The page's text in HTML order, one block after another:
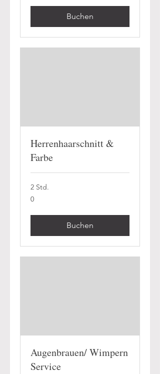
Buchen
Herrenhaarschnitt &
Farbe
2 Std.
0
0
Buchen
Augenbrauen/ Wimpern
Service